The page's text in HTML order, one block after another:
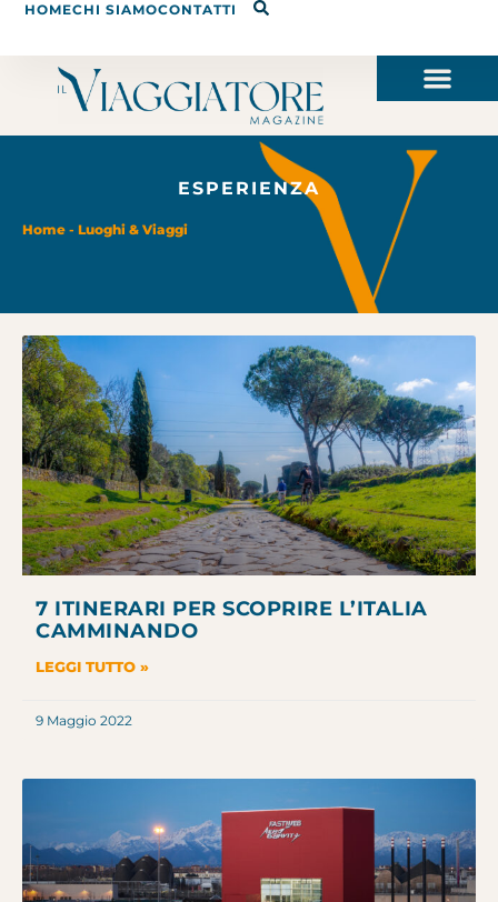
HOMECHI SIAMOCONTATTI
ESPERIENZA
Home - Luoghi & Viaggi
7 ITINERARI PER SCOPRIRE L’ITALIA
CAMMINANDO
LEGGI TUTTO »
9 Maggio 2022